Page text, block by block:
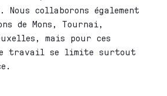
Nous collaborons également
de Mons, Tournai,
mais pour ces
travail se limite surtout